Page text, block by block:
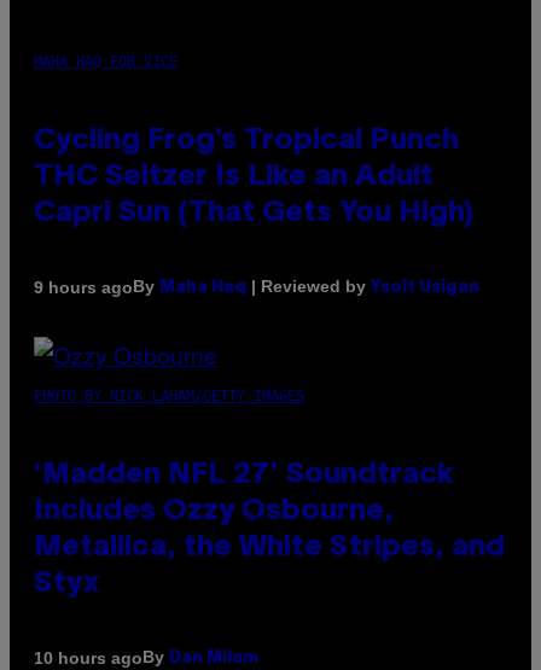
MAHA HAQ FOR VICE
Cycling Frog’s Tropical Punch
THC Seltzer Is Like an Adult
Capri Sun (That Gets You High)
9 hours agoBy Maha Haq | Reviewed by Ysolt Usigan
PHOTO BY NICK LAHAM/GETTY IMAGES
‘Madden NFL 27’ Soundtrack
Includes Ozzy Osbourne,
Metallica, the White Stripes, and
Styx
10 hours agoBy Dan Milam